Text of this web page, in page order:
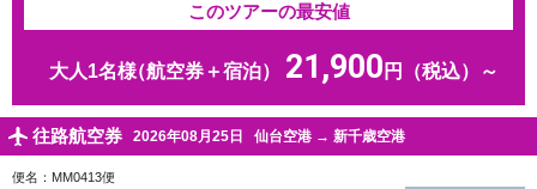
このツアーの最安値
大人1名様（航空券＋宿泊） 21,900 円（税込）～
往路航空券 2026年08月25日 仙台空港 → 新千歳空港
便名：MM0413便